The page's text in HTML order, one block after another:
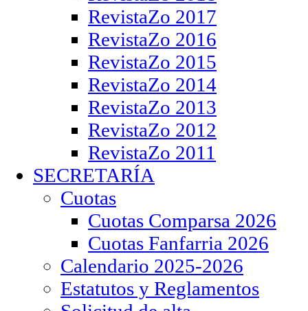
RevistaZo 2017
RevistaZo 2016
RevistaZo 2015
RevistaZo 2014
RevistaZo 2013
RevistaZo 2012
RevistaZo 2011
SECRETARÍA
Cuotas
Cuotas Comparsa 2026
Cuotas Fanfarria 2026
Calendario 2025-2026
Estatutos y Reglamentos